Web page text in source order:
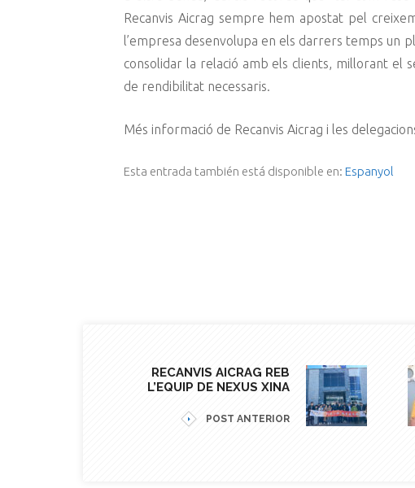
Recanvis Aicrag sempre hem apostat pel
l’empresa desenvolupa en els darrers temps un
consolidar la relació amb els clients, millorant el
de rendibilitat necessaris.
Més informació de Recanvis Aicrag i les
Esta entrada también está disponible en: Espanyol
RECANVIS AICRAG REB
L’EQUIP DE NEXUS XINA
POST ANTERIOR